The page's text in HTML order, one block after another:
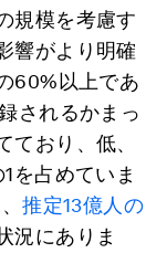
規模を考慮す
響がより明確
60%以上であ
されるかまっ
ており、低、
を占めていま
推定13億人の
況にありま